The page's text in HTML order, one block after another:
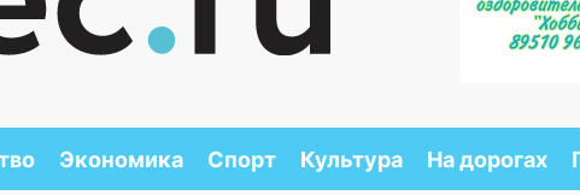
Экономика Спорт Культура На дорогах